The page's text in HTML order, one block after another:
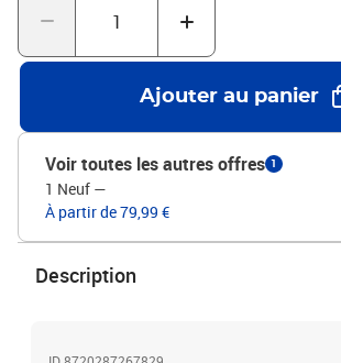
montage dans la boîte pour un montage
mélèze massifMatériau de remplissage :
totales : 163 x 16 x 78/88 cm (l x P x H)La
tête de lit2 x oreille
Ajouter au panier
Voir toutes les autres offres 1
1 Neuf —
À partir de 79,99 €
Description